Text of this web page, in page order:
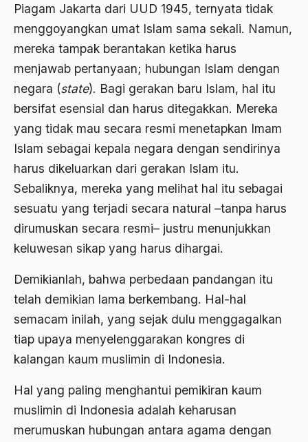
Piagam Jakarta dari UUD 1945, ternyata tidak
menggoyangkan umat Islam sama sekali. Namun,
mereka tampak berantakan ketika harus
menjawab pertanyaan; hubungan Islam dengan
negara (state). Bagi gerakan baru Islam, hal itu
bersifat esensial dan harus ditegakkan. Mereka
yang tidak mau secara resmi menetapkan Imam
Islam sebagai kepala negara dengan sendirinya
harus dikeluarkan dari gerakan Islam itu.
Sebaliknya, mereka yang melihat hal itu sebagai
sesuatu yang terjadi secara natural –tanpa harus
dirumuskan secara resmi– justru menunjukkan
keluwesan sikap yang harus dihargai.
Demikianlah, bahwa perbedaan pandangan itu
telah demikian lama berkembang. Hal-hal
semacam inilah, yang sejak dulu menggagalkan
tiap upaya menyelenggarakan kongres di
kalangan kaum muslimin di Indonesia.
Hal yang paling menghantui pemikiran kaum
muslimin di Indonesia adalah keharusan
merumuskan hubungan antara agama dengan
Ahmad Khomeini
Ahmad Syafi’i Ma’arif
Ahmad Tirtisudiro
ahmad wahib
Ahmadiyah
AIDS
Airport Changi
Airport Noto Hadi Negoro
Ajaran AGama
Ajaran Agama Islam
ajaran kemasyarakatan
Akademi Betawi
Akademi Jakarta